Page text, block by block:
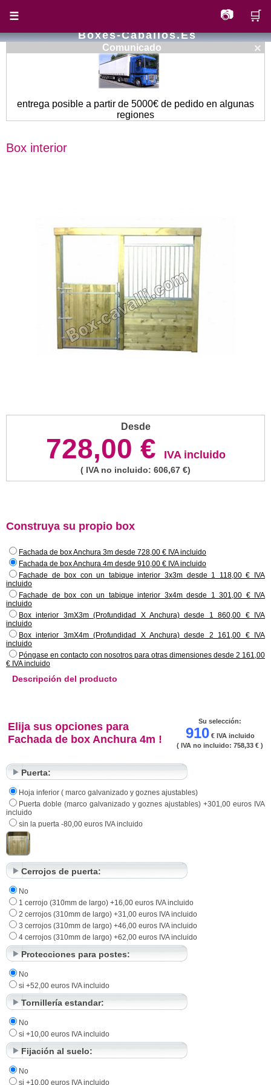
Boxes-Caballos.es
☰ 📷 🛒
×
Comunicado
entrega posible a partir de 5000€ de pedido en algunas
regiones
Box interior
Desde
728,00 € IVA incluido
( IVA no incluido: 606,67 €)
Construya su propio box
Fachada de box Anchura 3m desde 728,00 € IVA incluido
Fachada de box Anchura 4m desde 910,00 € IVA incluido
Fachade de box con un tabique interior 3x3m desde 1 118,00 € IVA
incluido
Fachade de box con un tabique interior 3x4m desde 1 301,00 € IVA
incluido
Box interior 3mX3m (Profundidad X Anchura) desde 1 860,00 € IVA
incluido
Box interior 3mX4m (Profundidad X Anchura) desde 2 161,00 € IVA
incluido
Póngase en contacto con nosotros para otras dimensiones desde 2 161,00
€ IVA incluido
Descripción del producto
Elija sus opciones para
Fachada de box Anchura 4m !
Su selección:
910 € IVA incluido
( IVA no incluido: 758,33 € )
Puerta:
Hoja inferior ( marco galvanizado y goznes ajustables)
Puerta doble (marco galvanizado y goznes ajustables) +301,00 euros IVA
incluido
sin la puerta -80,00 euros IVA incluido
Cerrojos de puerta:
No
1 cerrojo (310mm de largo) +16,00 euros IVA incluido
2 cerrojos (310mm de largo) +31,00 euros IVA incluido
3 cerrojos (310mm de largo) +46,00 euros IVA incluido
4 cerrojos (310mm de largo) +62,00 euros IVA incluido
Protecciones para postes:
No
si +52,00 euros IVA incluido
Tornillería estandar:
No
si +10,00 euros IVA incluido
Fijación al suelo:
No
si +10,00 euros IVA incluido